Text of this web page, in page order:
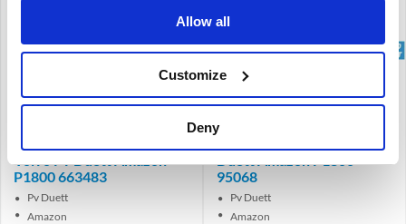
Allow all
Customize
Deny
brand
Verriegelung
rechts -Gebrauchtteil
Volvo Pv Duett Amazon
P1800 663483
Pv Duett
Amazon
brand
Verriegelung
Ausstellfenster Knopf -
Duett Amazon P1800
95068
Pv Duett
Amazon